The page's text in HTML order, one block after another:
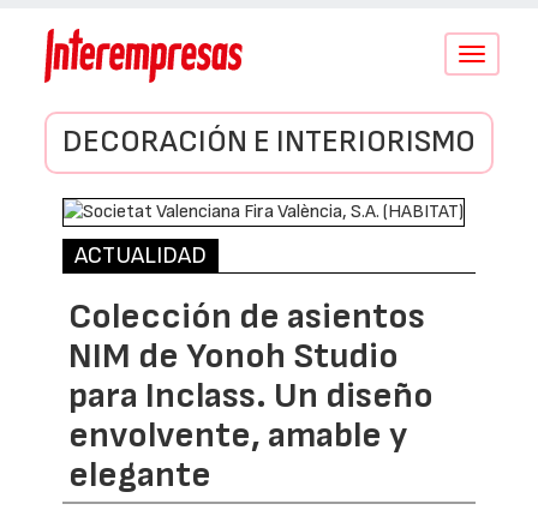
Conmutar
DECORACIÓN E INTERIORISMO
ACTUALIDAD
Colección de asientos
NIM de Yonoh Studio
para Inclass. Un diseño
envolvente, amable y
elegante